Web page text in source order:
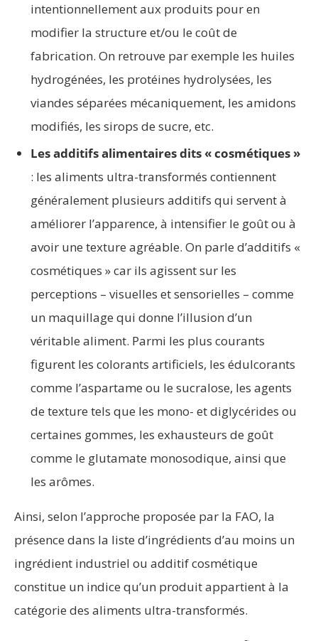
intentionnellement aux produits pour en
modifier la structure et/ou le coût de
fabrication. On retrouve par exemple les huiles
hydrogénées, les protéines hydrolysées, les
viandes séparées mécaniquement, les amidons
modifiés, les sirops de sucre, etc.
Les additifs alimentaires dits « cosmétiques »
: les aliments ultra-transformés contiennent
généralement plusieurs additifs qui servent à
améliorer l’apparence, à intensifier le goût ou à
avoir une texture agréable. On parle d’additifs «
cosmétiques » car ils agissent sur les
perceptions – visuelles et sensorielles – comme
un maquillage qui donne l’illusion d’un
véritable aliment. Parmi les plus courants
figurent les colorants artificiels, les édulcorants
comme l’aspartame ou le sucralose, les agents
de texture tels que les mono- et diglycérides ou
certaines gommes, les exhausteurs de goût
comme le glutamate monosodique, ainsi que
les arômes.
Ainsi, selon l’approche proposée par la FAO, la
présence dans la liste d’ingrédients d’au moins un
ingrédient industriel ou additif cosmétique
constitue un indice qu’un produit appartient à la
catégorie des aliments ultra-transformés.